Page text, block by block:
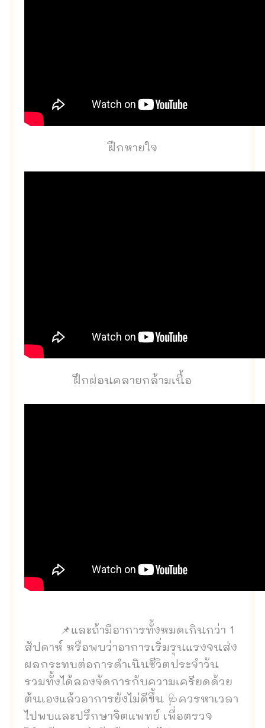
ฝึกหายใจ
ฝึกผ่อนคลายกล้ามเนื้อ
📌และถ้ามีอาการทั้งหมดเกินกว่า 1
สัปดาห์ หรือพบว่าอาการเริ่มรุนแรงจนส่ง
ผลกระทบต่อการดำเนินชีวิตประจำวัน
รวมทั้งได้ลองจัดการกับความเครียดด้วย
ต้นเองแล้วอาการยังไม่ดีขึ้น 🩺ควรหาเวลา
ไปพบและปรึกษาจิตแพทย์ เพื่อตรวจ